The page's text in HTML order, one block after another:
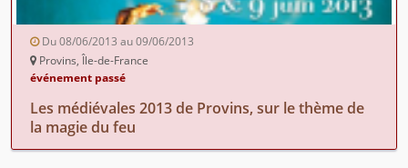
Du 08/06/2013 au 09/06/2013
Provins, Île-de-France
événement passé
Les médiévales 2013 de Provins, sur le thème de
la magie du feu